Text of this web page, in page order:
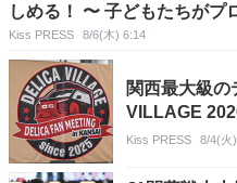
しめる！ 〜 子どもたちがプ
Kiss PRESS 8/6(木) 6:14
関西最大級
VILLAGE
Kiss PRESS 8/4(火